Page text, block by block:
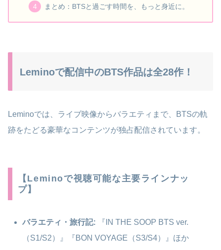
まとめ：BTSと過ごす時間を、もっと身近に。
Leminoで配信中のBTS作品は全28作！
Leminoでは、ライブ映像からバラエティまで、BTSの軌
跡をたどる豪華なコンテンツが独占配信されています。
【Leminoで視聴可能な主要ラインナッ
プ】
バラエティ・旅行記: 『IN THE SOOP BTS ver.
（S1/S2）』『BON VOYAGE（S3/S4）』ほか